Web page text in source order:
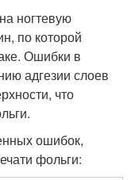
ногтевую
по которой
Ошибки в
адгезии слоев
что
ошибок,
фольги: